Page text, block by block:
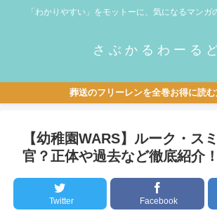
「わかりやすい」をモットーに、気になるマンガ
さぶかるわーる
葬送のフリーレンを全巻お得に読
【幼稚園WARS】ルーク・ス
官？正体や過去など徹底紹介！
Twitter Facebook